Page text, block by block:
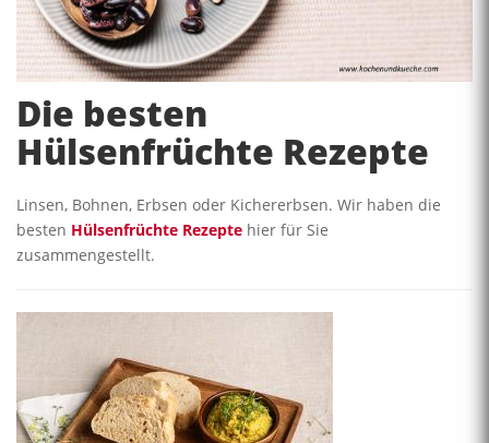
Die besten
Hülsenfrüchte Rezepte
Linsen, Bohnen, Erbsen oder Kichererbsen. Wir haben die
besten Hülsenfrüchte Rezepte hier für Sie
zusammengestellt.